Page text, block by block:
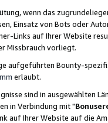
wenn das
Einsatz von Bots oder
Links auf Ihrer Website
Missbrauch vorliegt.
aufgeführten Bounty-
erlaubt.
sind in ausgewählten
in Verbindung mit "
auf Ihrer Website auf die